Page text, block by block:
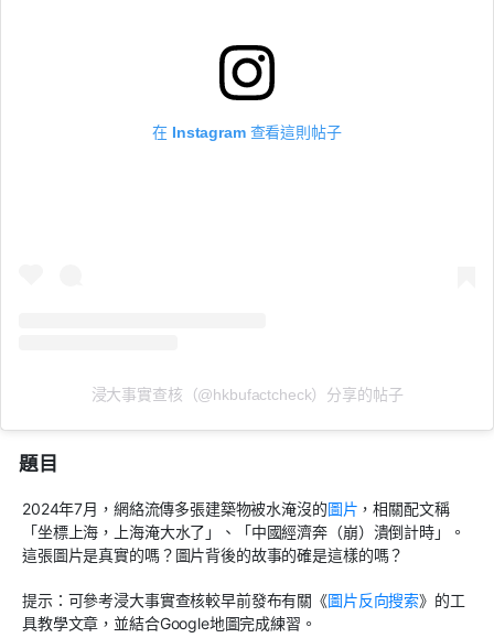
在 Instagram 查看這則帖子
浸大事實查核（@hkbufactcheck）分享的帖子
題目
2024年7月，網絡流傳多張建築物被水淹沒的圖片 ，相關配文稱
「坐標上海，上海淹大水了」、「中國經濟奔（崩）潰倒計時」。
這張圖片是真實的嗎？圖片背後的故事的確是這樣的嗎？
提示：可參考浸大事實查核較早前發布有關《圖片反向搜索》的工
具教學文章，並結合Google地圖完成練習。